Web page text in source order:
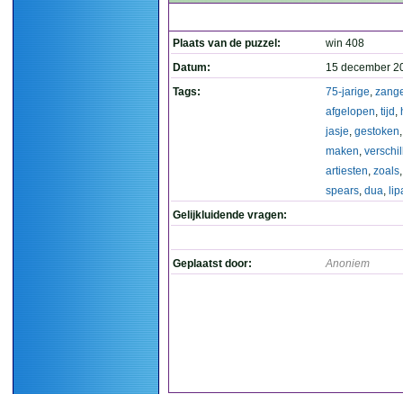
Plaats van de puzzel:
win 408
Datum:
15 december
Tags:
75-jarige,
afgelopen, tijd ,
jasje, gestoken
maken,
artiesten, zoals
spears, dua,
Gelijkluidende vragen:
Geplaatst door: Anoniem